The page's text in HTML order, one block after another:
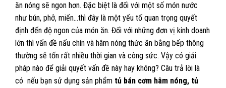
ăn nóng sẽ ngon hơn. Đặc biệt là đối với một số món nước
như bún, phở, miến…thì đây là một yếu tố quan trọng quyết
định đến độ ngon của món ăn. Đối với những đơn vị kinh doanh
lớn thì vấn đề nấu chín và hâm nóng thức ăn bằng bếp thông
thường sẽ tốn rất nhiều thời gian và công sức. Vậy có giải
pháp nào để giải quyết vấn đề này hay không? Câu trả lời là
có nếu bạn sử dụng sản phẩm tủ bán cơm hâm nóng, tủ